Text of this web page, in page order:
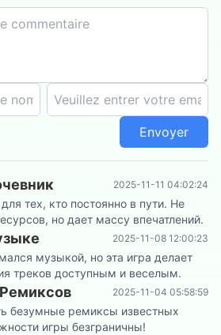
Envoyer
2025-11-11 04:02:24
тех, кто постоянно в пути. Не
но дает массу впечатлений.
2025-11-08 12:00:23
музыкой, но эта игра делает
треков доступным и веселым.
2025-11-04 05:58:59
безумные ремиксы известных
игры безграничны!